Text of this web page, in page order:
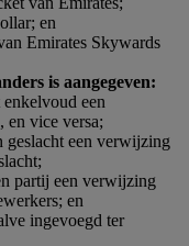
en
Emirates Skywards
is aangegeven:
een
en vice versa;
geslacht een verwijzing
partij een verwijzing
en
ingevoegd ter